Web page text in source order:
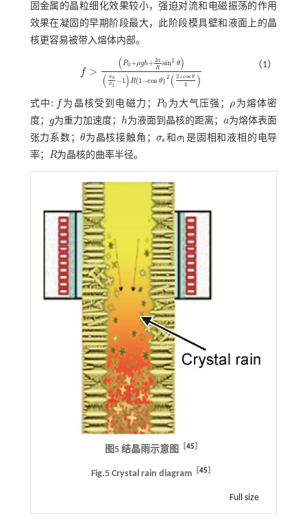
固金属的晶粒细化效果较小，强迫对流和电磁振荡的作用
效果在凝固的早期阶段最大，此阶段模具壁和液面上的晶
核更容易被带入熔体内部。
f > (P0+ρgh+ 2a
R
sin2 θ)
( σs
σl
−1)R(1−cos θ) 2 ( 2+cos θ
3 )
f> P0 +ρgh+2aRsin2 θσsσl-1R1-co
（1）
式中 : f
: 为晶核受到电磁力； P0
P0 为大气压强； ρ
ρ 为熔体密
度；
g
g为重力加速度； h
h 为液面到晶核的距离；a
a为熔体表面
张力系数； θ
θ为晶核接触角； σs
σs 和 σl
σl 是固相和液相的电导
率；
R
R 为晶核的曲率半径。
图5 结晶雨示意图［ 45］
Fig.5 Crystal rain diagram ［45］
Full size